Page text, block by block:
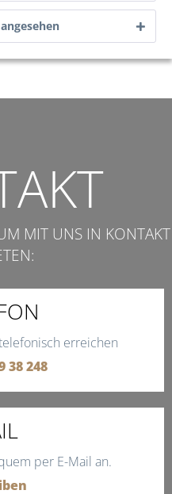
MIT UNS IN KONTAKT
erreichen
38 248
per E-Mail an.